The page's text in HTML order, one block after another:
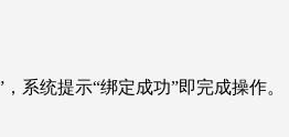
系统提示“绑定成功”即完成操作。